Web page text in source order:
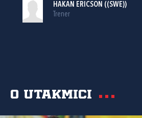
HAKAN ERICSON ((SWE))
Trener
O utakmici